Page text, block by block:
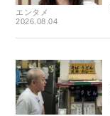
エンタメ
2026.08.04